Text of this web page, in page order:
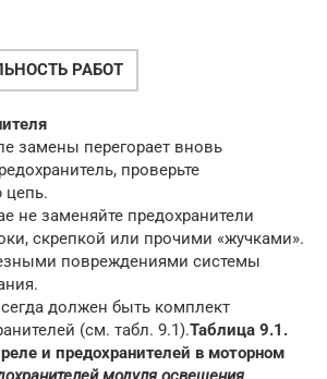
РАБОТ
замены перегорает вновь
проверьте
цепь.
не заменяйте предохранители
скрепкой или прочими «жучками».
повреждениями системы
должен быть комплект
(см. табл. 9.1).Таблица 9.1.
и предохранителей в моторном